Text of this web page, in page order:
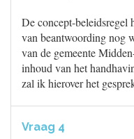
De concept-beleidsregel
van beantwoording nog
van de gemeente
inhoud van het
zal ik hierover het
Vraag 4